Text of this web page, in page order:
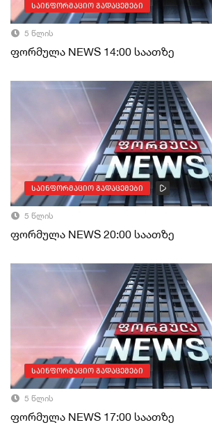
საინფორმაციო გადაცემები
5 წლის
ფორმულა NEWS 14:00 საათზე
საინფორმაციო გადაცემები
5 წლის
ფორმულა NEWS 20:00 საათზე
საინფორმაციო გადაცემები
5 წლის
ფორმულა NEWS 17:00 საათზე